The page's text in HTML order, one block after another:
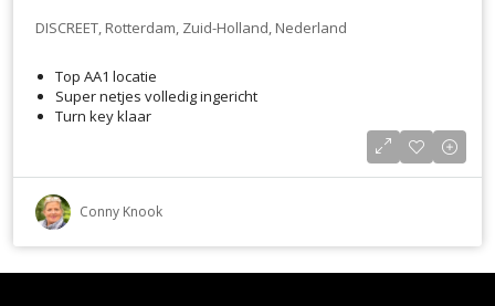
DISCREET, Rotterdam, Zuid-Holland, Nederland
Top AA1 locatie
Super netjes volledig ingericht
Turn key klaar
Conny Knook